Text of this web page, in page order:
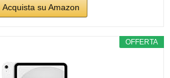
Acquista su Amazon
OFFERTA